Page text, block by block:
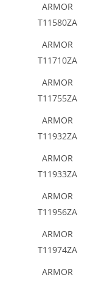
ARMOR
T11580ZA
ARMOR
T11710ZA
ARMOR
T11755ZA
ARMOR
T11932ZA
ARMOR
T11933ZA
ARMOR
T11956ZA
ARMOR
T11974ZA
ARMOR